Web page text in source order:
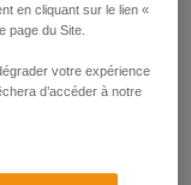
en cliquant sur le lien «
page du Site.
votre expérience
d’accéder à notre